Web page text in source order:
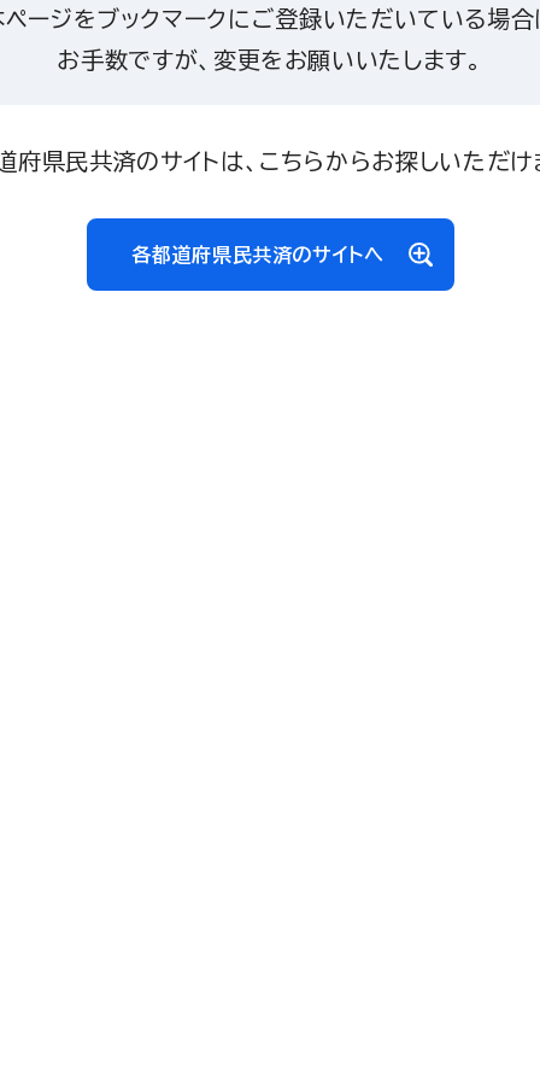
ページをブックマークにご登録いただいている場合
お手数ですが、変更をお願いいたします。
府県民共済のサイトは、こちらからお探しいただけ
各都道府県民共済のサイトへ